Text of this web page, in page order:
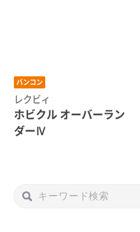
バンコン
レクビィ
ホビクル オーバーラン
ダーⅣ